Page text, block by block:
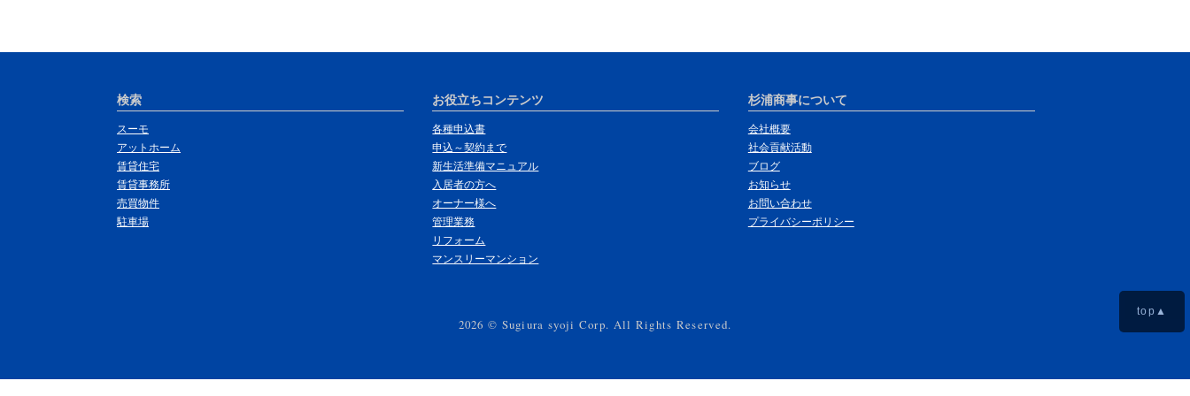
top▲
検索
スーモ
アットホーム
賃貸住宅
賃貸事務所
売買物件
駐車場
お役立ちコンテンツ
各種申込書
申込～契約まで
新生活準備マニュアル
入居者の方へ
オーナー様へ
管理業務
リフォーム
マンスリーマンション
杉浦商事について
会社概要
社会貢献活動
ブログ
お知らせ
お問い合わせ
プライバシーポリシー
2026 © Sugiura syoji Corp. All Rights Reserved.